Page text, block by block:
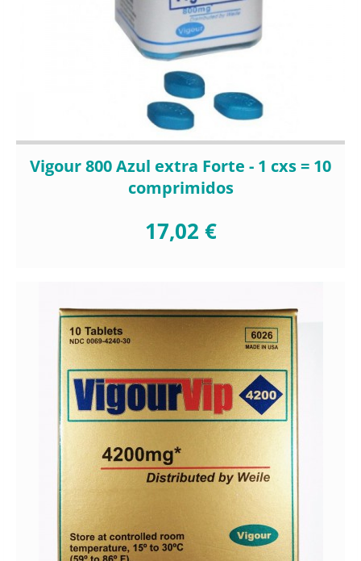
Vigour 800 Azul extra Forte - 1 cxs = 10
comprimidos
17,02 €